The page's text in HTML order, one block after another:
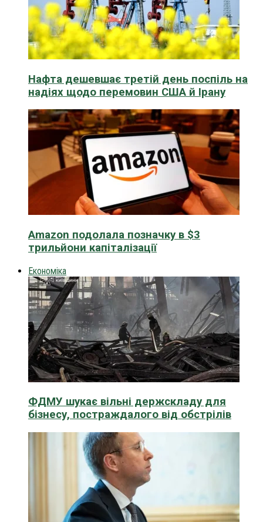
Нафта дешевшає третій день поспіль на
надіях щодо перемовин США й Ірану
Amazon подолала позначку в $3
трильйони капіталізації
Економіка
ФДМУ шукає вільні держскладу для
бізнесу, постраждалого від обстрілів